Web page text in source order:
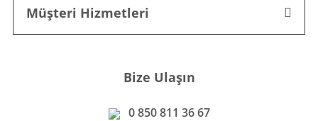
Müşteri Hizmetleri
Bize Ulaşın
0 850 811 36 67